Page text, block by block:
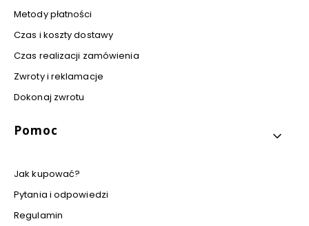
Metody płatności
Czas i koszty dostawy
Czas realizacji zamówienia
Zwroty i reklamacje
Dokonaj zwrotu
Pomoc
Jak kupować?
Pytania i odpowiedzi
Regulamin